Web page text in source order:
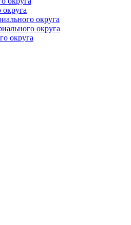
округа
округа
округа